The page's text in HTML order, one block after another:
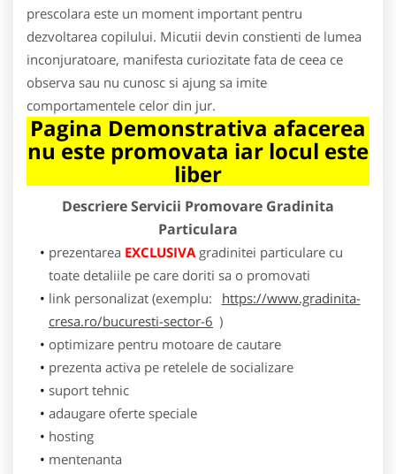
prescolara este un moment important pentru
dezvoltarea copilului. Micutii devin constienti de lumea
inconjuratoare, manifesta curiozitate fata de ceea ce
observa sau nu cunosc si ajung sa imite
comportamentele celor din jur.
Pagina Demonstrativa afacerea
nu este promovata iar locul este
liber
Descriere Servicii Promovare Gradinita
Particulara
prezentarea EXCLUSIVAgradinitei particulare cu
toate detaliile pe care doriti sa o promovati
link personalizat (exemplu:
https://www.gradinita-
cresa.ro/bucuresti-sector-6 )
optimizare pentru motoare de cautare
prezenta activa pe retelele de socializare
suport tehnic
adaugare oferte speciale
hosting
mentenanta